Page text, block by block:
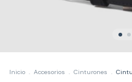
Inicio . Accesorios . Cinturones .